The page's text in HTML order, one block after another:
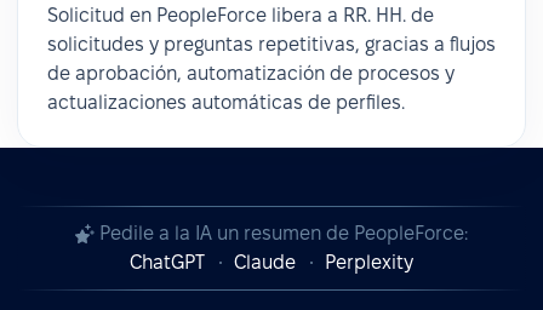
Solicitud en PeopleForce libera a RR. HH. de
solicitudes y preguntas repetitivas, gracias a flujos
de aprobación, automatización de procesos y
actualizaciones automáticas de perfiles.
Pedile a la IA un resumen de PeopleForce:
ChatGPT
Claude Perplexity